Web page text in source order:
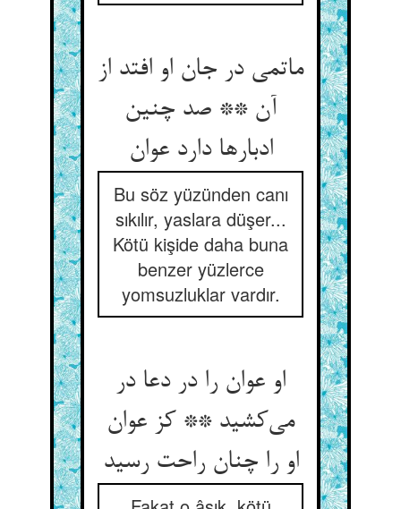
ماتمی در جان او افتد از
آن ** صد چنین
ادبارها دارد عوان
Bu söz yüzünden canı
sıkılır, yaslara düşer...
Kötü kişide daha buna
benzer yüzlerce
yomsuzluklar vardır.
او عوان را در دعا در
می‌کشید ** کز عوان
او را چنان راحت رسید